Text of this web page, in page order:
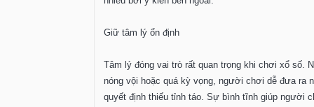
Giữ tâm lý ổn định
Tâm lý đóng vai trò rất quan trọng khi chơi xổ số.
nóng vội hoặc quá kỳ vọng, người chơi dễ đưa ra
quyết định thiếu tỉnh táo. Sự bình tĩnh giúp người